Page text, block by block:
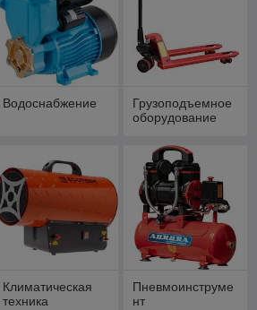
Водоснабжение
Грузоподъемное
оборудование
Климатическая
техника
Пневмоинструме
нт